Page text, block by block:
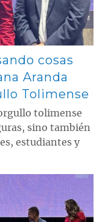
cosas
Aranda
Tolimense
tolimense
sino también
estudiantes y